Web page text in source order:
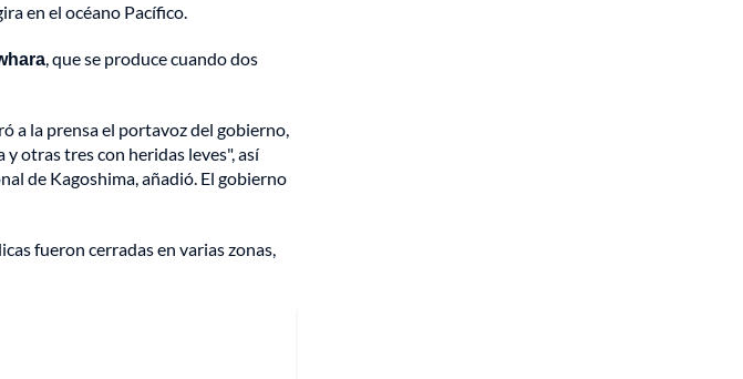
en el océano Pacífico.
, que se produce cuando dos
a la prensa el portavoz del gobierno,
otras tres con heridas leves", así
de Kagoshima, añadió. El gobierno
fueron cerradas en varias zonas,